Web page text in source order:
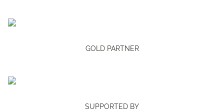
GOLD PARTNER
SUPPORTED BY